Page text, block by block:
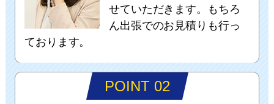
せていただきます。もちろ
ん出張でのお見積りも行っ
ております。
POINT 02